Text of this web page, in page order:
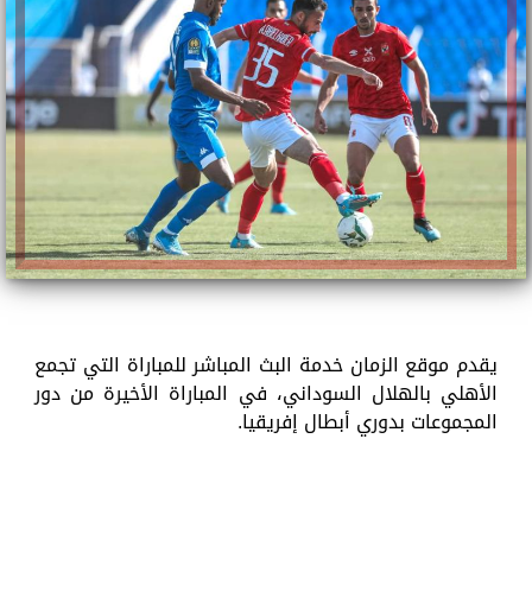
يقدم موقع الزمان خدمة البث المباشر للمباراة التي تجمع
الأهلي بالهلال السوداني، في المباراة الأخيرة من دور
المجموعات بدوري أبطال إفريقيا.